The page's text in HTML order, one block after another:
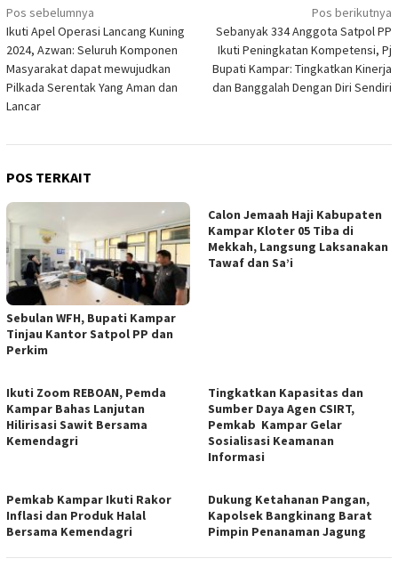
Navigasi
pos
Pos sebelumnya
Ikuti Apel Operasi Lancang Kuning
2024, Azwan: Seluruh Komponen
Masyarakat dapat mewujudkan
Pilkada Serentak Yang Aman dan
Lancar
Pos berikutnya
Sebanyak 334 Anggota Satpol PP
Ikuti Peningkatan Kompetensi, Pj
Bupati Kampar: Tingkatkan Kinerja
dan Banggalah Dengan Diri Sendiri
POS TERKAIT
Sebulan WFH, Bupati Kampar
Tinjau Kantor Satpol PP dan
Perkim
Calon Jemaah Haji Kabupaten
Kampar Kloter 05 Tiba di
Mekkah, Langsung Laksanakan
Tawaf dan Sa’i
Ikuti Zoom REBOAN, Pemda
Kampar Bahas Lanjutan
Hilirisasi Sawit Bersama
Kemendagri
Tingkatkan Kapasitas dan
Sumber Daya Agen CSIRT,
Pemkab Kampar Gelar
Sosialisasi Keamanan
Informasi
Pemkab Kampar Ikuti Rakor
Inflasi dan Produk Halal
Bersama Kemendagri
Dukung Ketahanan Pangan,
Kapolsek Bangkinang Barat
Pimpin Penanaman Jagung